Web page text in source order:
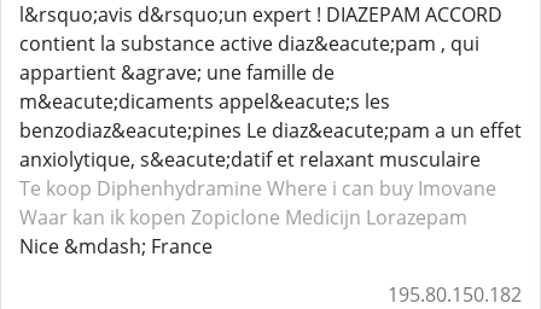
l&rsquo;avis d&rsquo;un expert ! DIAZEPAM ACCORD
contient la substance active diaz&eacute;pam , qui
appartient &agrave; une famille de
m&eacute;dicaments appel&eacute;s les
benzodiaz&eacute;pines Le diaz&eacute;pam a un effet
anxiolytique, s&eacute;datif et relaxant musculaire
Te koop Diphenhydramine Where i can buy Imovane
Waar kan ik kopen Zopiclone Medicijn Lorazepam
Nice &mdash; France
195.80.150.182